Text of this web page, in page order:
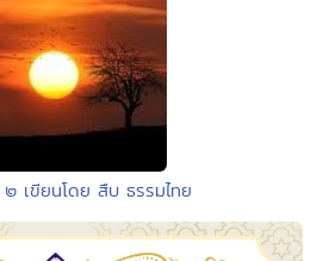
เขียนโดย สืบ ธรรมไทย